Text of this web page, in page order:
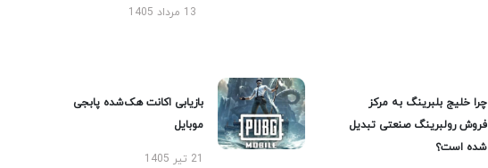
13 مرداد 1405
چرا خلیج بلبرینگ به مرکز
فروش رولبرینگ صنعتی تبدیل
شده است؟
بازیابی اکانت هک‌شده پابجی
موبایل
21 تیر 1405